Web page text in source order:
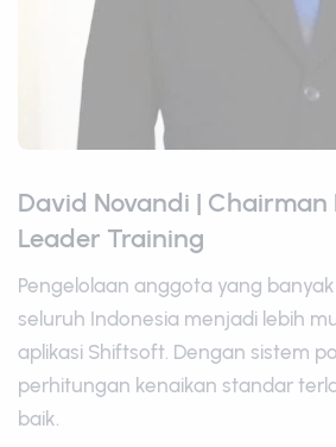
David Novandi | Chairman
Leader Training
Pengelolaan anggota yang
seluruh Indonesia menjadi lebih
aplikasi Shiftsoft. Dengan sistem
perhitungan kenaikan standar
baik.